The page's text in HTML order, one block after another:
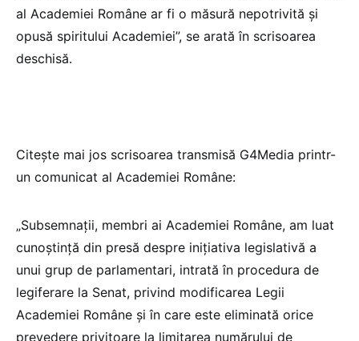
al Academiei Române ar fi o măsură nepotrivită și
opusă spiritului Academiei”, se arată în scrisoarea
deschisă.
Citește mai jos scrisoarea transmisă G4Media printr-
un comunicat al Academiei Române:
„Subsemnații, membri ai Academiei Române, am luat
cunoștință din presă despre inițiativa legislativă a
unui grup de parlamentari, intrată în procedura de
legiferare la Senat, privind modificarea Legii
Academiei Române și în care este eliminată orice
prevedere privitoare la limitarea numărului de